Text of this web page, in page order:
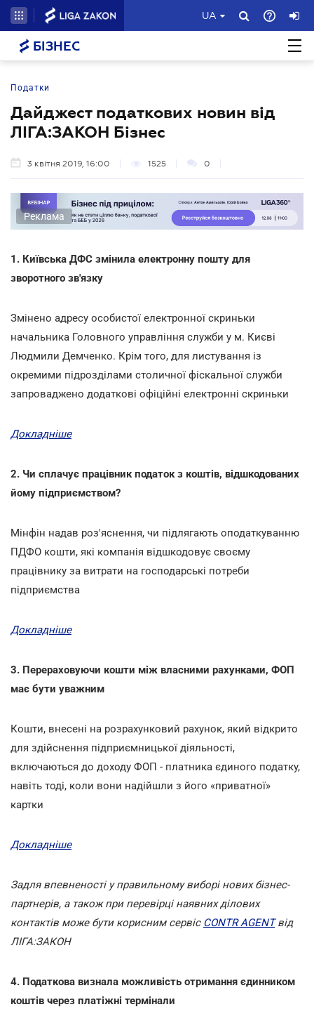
UA
БІЗНЕС
Податки
Дайджест податкових новин від
ЛІГА:ЗАКОН Бізнес
3 квітня 2019, 16:00 1525 0
Реклама
1. Київська ДФС змінила електронну пошту для
зворотного зв'язку
Змінено адресу особистої електронної скриньки
начальника Головного управління служби у м. Києві
Людмили Демченко. Крім того, для листування із
окремими підрозділами столичної фіскальної служби
запроваджено додаткові офіційні електронні скриньки
Докладніше
2. Чи сплачує працівник податок з коштів, відшкодованих
йому підприємством?
Мінфін надав роз'яснення, чи підлягають оподаткуванню
ПДФО кошти, які компанія відшкодовує своєму
працівнику за витрати на господарські потреби
підприємства
Докладніше
3. Перераховуючи кошти між власними рахунками, ФОП
має бути уважним
Кошти, внесені на розрахунковий рахунок, який відкрито
для здійснення підприємницької діяльності,
включаються до доходу ФОП - платника єдиного податку,
навіть тоді, коли вони надійшли з його «приватної»
картки
Докладніше
Задля впевненості у правильному виборі нових бізнес-
партнерів, а також при перевірці наявних ділових
контактів може бути корисним сервіс CONTR AGENTвід
ЛІГА:ЗАКОН
4. Податкова визнала можливість отримання єдинником
коштів через платіжні термінали